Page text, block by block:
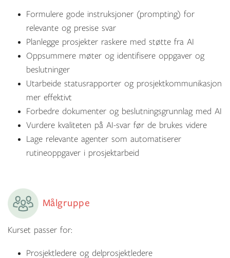
Formulere gode instruksjoner (prompting) for
relevante og presise svar
Planlegge prosjekter raskere med støtte fra AI
Oppsummere møter og identifisere oppgaver og
beslutninger
Utarbeide statusrapporter og prosjektkommunikasjon
mer effektivt
Forbedre dokumenter og beslutningsgrunnlag med AI
Vurdere kvaliteten på AI-svar før de brukes videre
Lage relevante agenter som automatiserer
rutineoppgaver i prosjektarbeid
Målgruppe
Kurset passer for:
Prosjektledere og delprosjektledere